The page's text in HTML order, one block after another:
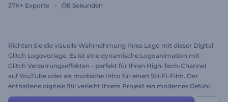
37K+ Exporte 8 Sekunden
Richten Sie die visuelle Wahrnehmung Ihres Logo mit dieser Digital
Glitch Logovorlage. Es ist eine dynamische Logoanimation mit
Glitch Verzerrungseffekten - perfekt für Ihren High-Tech-Channel
auf YouTube oder als modische Intro für einen Sci-Fi-Film. Der
enthaltene digitale Stil verleiht Ihrem Projekt ein modernes Gefühl.
Laden Sie einfach Ihr Logo hoch, verändern Sie Ihren Text in der